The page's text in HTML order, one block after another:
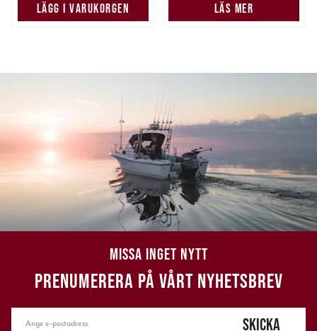
LÄGG I VARUKORGEN LÄS MER
MISSA INGET NYTT
PRENUMERERA PÅ VÅRT NYHETSBREV
SKICKA